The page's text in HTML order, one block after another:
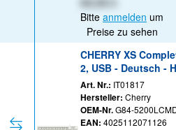
Bitte anmelden um
Preise zu sehen
CHERRY XS
2, USB - Deutsch -
Art. Nr.: IT01817
Hersteller: Cherry
OEM-Nr.G84-
EAN: 4025112071126